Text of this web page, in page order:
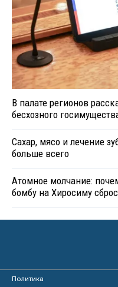
В палате регионов
бесхозного
Сахар, мясо и лечение
больше всего
Атомное молчание:
бомбу на Хиросиму
Политика